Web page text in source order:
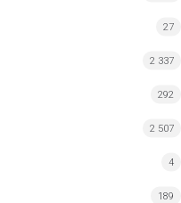
27
2 337
292
2 507
4
189